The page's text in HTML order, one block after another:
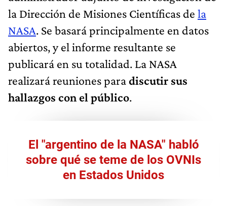
la Dirección de Misiones Científicas de la
NASA. Se basará principalmente en datos
abiertos, y el informe resultante se
publicará en su totalidad. La NASA
realizará reuniones paradiscutir sus
hallazgos con el público.
El "argentino de la NASA" habló
sobre qué se teme de los OVNIs
en Estados Unidos